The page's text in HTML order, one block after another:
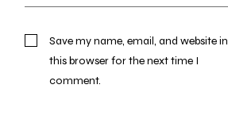
Save my name, email, and website in
this browser for the next time I
comment.